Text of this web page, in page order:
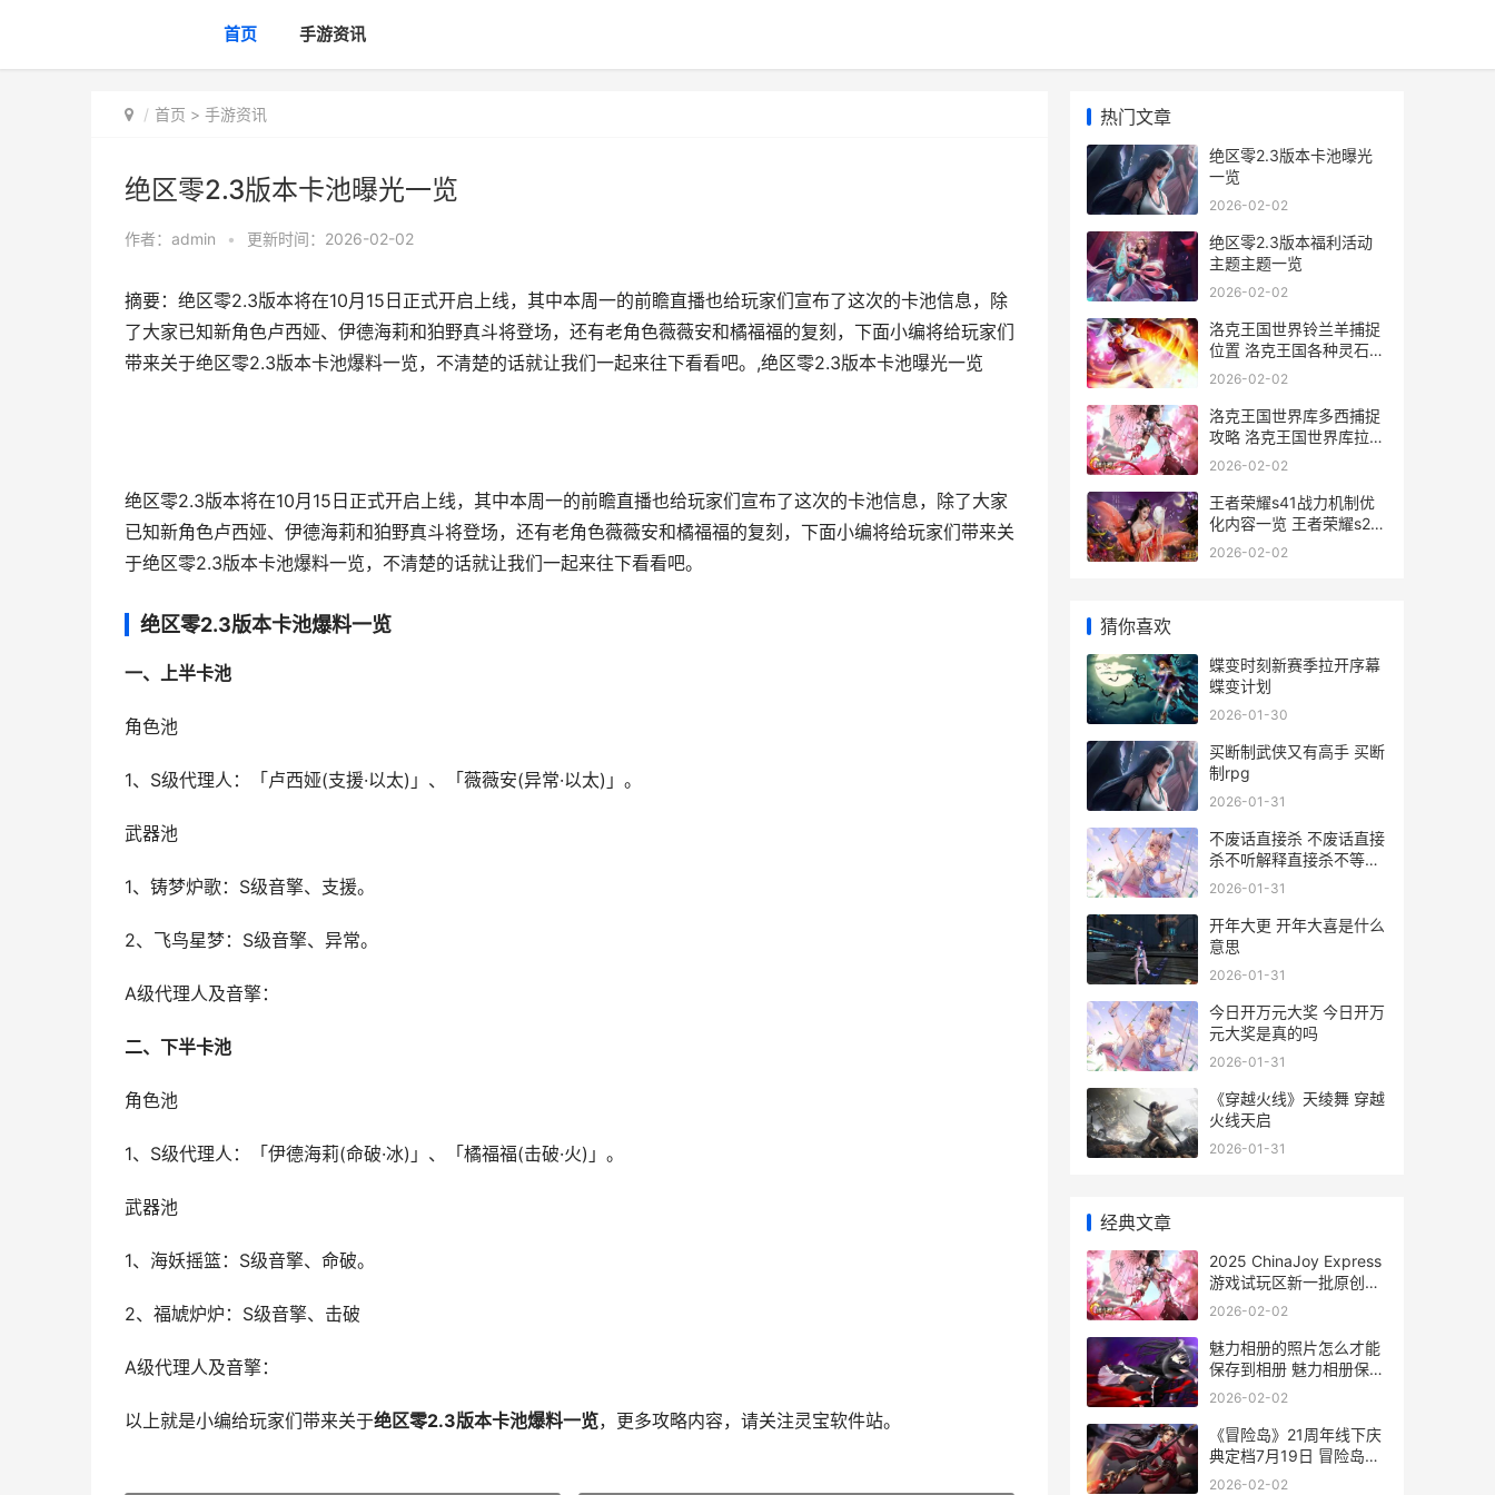
首页 手游资讯
首页 > 手游资讯
绝区零2.3版本卡池曝光一览
作者： admin • 更新时间：2026-02-02
摘要：绝区零2.3版本将在10月15日正式开启上线，其中本周一的前瞻直播也给玩家们宣布了这次的卡池信息，除
了大家已知新角色卢西娅、伊德海莉和狛野真斗将登场，还有老角色薇薇安和橘福福的复刻，下面小编将给玩家们
带来关于绝区零2.3版本卡池爆料一览，不清楚的话就让我们一起来往下看看吧。,绝区零2.3版本卡池曝光一览
绝区零2.3版本将在10月15日正式开启上线，其中本周一的前瞻直播也给玩家们宣布了这次的卡池信息，除了大家
已知新角色卢西娅、伊德海莉和狛野真斗将登场，还有老角色薇薇安和橘福福的复刻，下面小编将给玩家们带来关
于绝区零2.3版本卡池爆料一览，不清楚的话就让我们一起来往下看看吧。
绝区零2.3版本卡池爆料一览
一、上半卡池
角色池
1、S级代理人：「卢西娅(支援·以太)」、「薇薇安(异常·以太)」。
武器池
1、铸梦炉歌：S级音擎、支援。
2、飞鸟星梦：S级音擎、异常。
A级代理人及音擎：
二、下半卡池
角色池
1、S级代理人：「伊德海莉(命破·冰)」、「橘福福(击破·火)」。
武器池
1、海妖摇篮：S级音擎、命破。
2、福虓炉炉：S级音擎、击破
A级代理人及音擎：
以上就是小编给玩家们带来关于绝区零2.3版本卡池爆料一览，更多攻略内容，请关注灵宝软件站。
热门文章
绝区零2.3版本卡池曝光
一览
2026-02-02
绝区零2.3版本福利活动
主题主题一览
2026-02-02
洛克王国世界铃兰羊捕捉
位置 洛克王国各种灵石获
得方法
2026-02-02
洛克王国世界库多西捕捉
攻略 洛克王国世界库拉在
哪里获得
2026-02-02
王者荣耀s41战力机制优
化内容一览 王者荣耀s24
战力
2026-02-02
猜你喜欢
蝶变时刻新赛季拉开序幕
蝶变计划
2026-01-30
买断制武侠又有高手 买断
制rpg
2026-01-31
不废话直接杀 不废话直接
杀不听解释直接杀不等说
话直接杀
2026-01-31
开年大更 开年大喜是什么
意思
2026-01-31
今日开万元大奖 今日开万
元大奖是真的吗
2026-01-31
《穿越火线》天绫舞 穿越
火线天启
2026-01-31
经典文章
2025 ChinaJoy Express
游戏试玩区新一批原创力
作相继公布了
2026-02-02
魅力相册的照片怎么才能
保存到相册 魅力相册保存
到手机相册的方法 魅力女
2026-02-02
《冒险岛》21周年线下庆
典定档7月19日 冒险岛
2020活动
2026-02-02